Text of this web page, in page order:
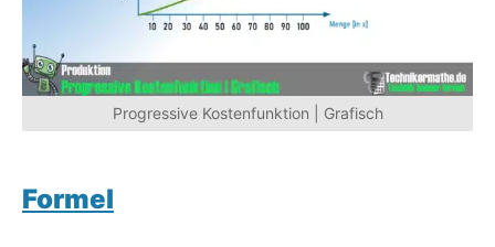
Progressive Kostenfunktion | Grafisch
Formel